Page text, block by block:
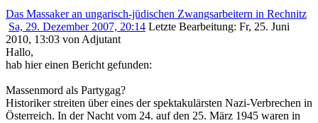
Das Massaker an ungarisch-jüdischen Zwangsarbeitern in Rechnitz
Sa, 29. Dezember 2007, 20:14 Letzte Bearbeitung: Fr, 25. Juni
2010, 13:03 von Adjutant
Hallo,
hab hier einen Bericht gefunden:
Massenmord als Partygag?
Historiker streiten über eines der spektakulärsten Nazi-Verbrechen in
Österreich. In der Nacht vom 24. auf den 25. März 1945 waren in